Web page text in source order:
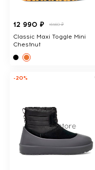
12 990 ₽ 16560 ₽
Classic Maxi Toggle Mini
Chestnut
-20%